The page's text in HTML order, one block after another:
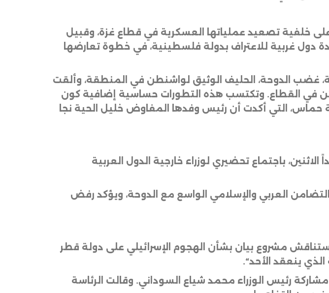
خلفية تصعيد عملياتها العسكرية في قطاع غزة، وقبيل
دول غربية للاعتراف بدولة فلسطينية، في خطوة تعارضها
غضب الدوحة، الحليف الوثيق لواشنطن في المنطقة، وألقت
في القطاع. وتكتسب هذه التطورات حساسية إضافية كون
حماس، التي أكدت أن رئيس وفدها المفاوض خليل الحية نجا
باجتماع تحضيري لوزراء خارجية الدول العربية
العربي والإسلامي الواسع مع الدوحة، ويؤكد رفض
مشروع بيان بشأن الهجوم الإسرائيلي على دولة قطر
الذي ينعقد الأحد“.
رئيس الوزراء محمد شياع السوداني. وقالت الرئاسة